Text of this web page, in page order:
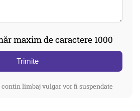
maxim de caractere 1000
Trimite
limbaj vulgar vor fi suspendate